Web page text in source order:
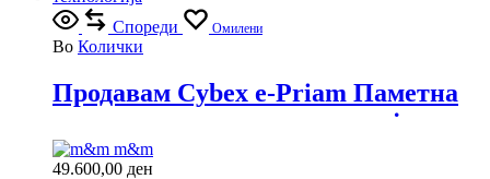
Спореди Омилени
Во Колички
Продавам Cybex e-Priam Паметна
количка со врвна технологија
m&m
49.600,00 ден